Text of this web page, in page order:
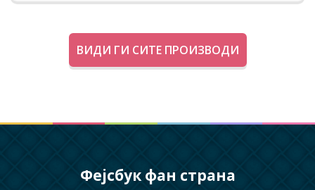
ВИДИ ГИ СИТЕ ПРОИЗВОДИ
Фејсбук фан страна